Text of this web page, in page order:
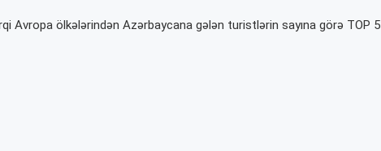
Avropa ölkələrindən Azərbaycana gələn turistlərin sayına görə TOP 5